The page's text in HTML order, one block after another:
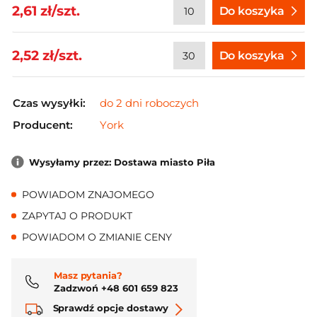
2,61 zł/szt. Do koszyka
2,52 zł/szt. Do koszyka
Czas wysyłki:
do 2 dni roboczych
Producent:
York
Wysyłamy przez: Dostawa miasto Piła
POWIADOM ZNAJOMEGO
ZAPYTAJ O PRODUKT
POWIADOM O ZMIANIE CENY
Masz pytania?
Zadzwoń +48 601 659 823
Sprawdź opcje dostawy